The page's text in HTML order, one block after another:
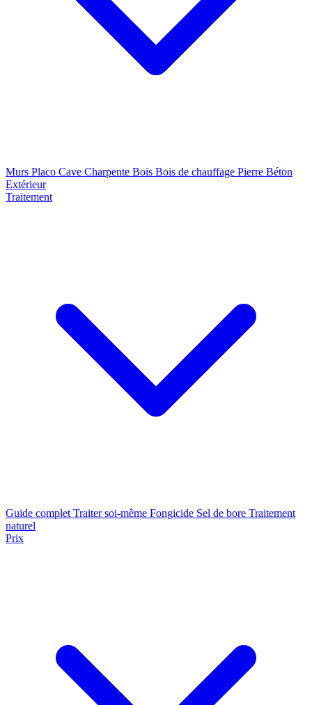
Murs Placo Cave Charpente Bois Bois de chauffage Pierre Béton
Extérieur
Traitement
Guide complet Traiter soi-même Fongicide Sel de bore Traitement
naturel
Prix